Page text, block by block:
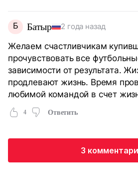
Б Батыр 2 года назад
Желаем счастливчикам
прочувствовать все
зависимости от результата.
продлевают жизнь. Время
любимой командой в счет
4 Ответить
3